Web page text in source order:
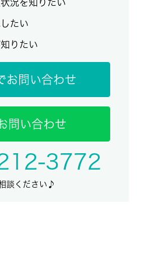
況を知りたい
たい
りたい
お問い合わせ
問い合わせ
3772
談ください♪